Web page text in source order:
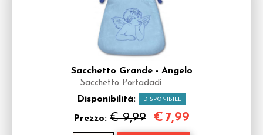
Sacchetto Grande - Angelo
Sacchetto Portadadi
Disponibilità: DISPONIBILE
Prezzo: € 9,99 € 7,99